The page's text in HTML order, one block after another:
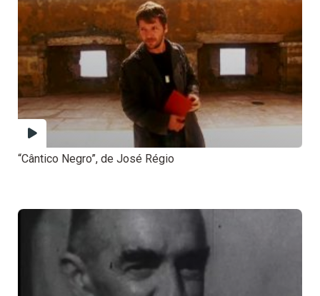
“Cântico Negro”, de José Régio